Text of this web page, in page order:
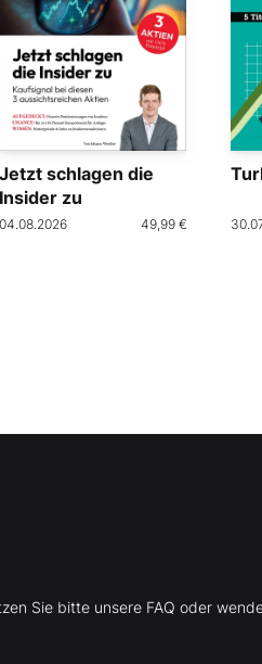
Jetzt schlagen die
Insider zu
04.08.2026 49,99 €
Sie bitte unsere FAQ oder